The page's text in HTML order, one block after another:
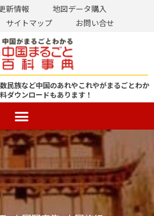
新情報
地図データ購入
サイトマップ お問い合せ
民族など中国のあれやこれやがまるごとわか
ダウンロードもあります！